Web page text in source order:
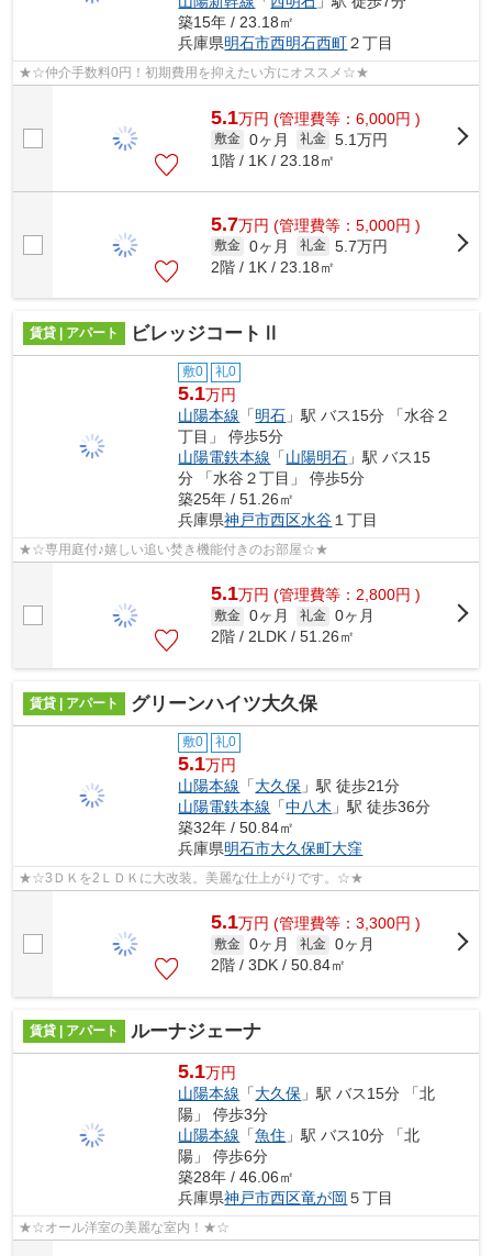
築15年 / 23.18㎡
兵庫県明石市西明石西町２丁目
★☆仲介手数料0円！初期費用を抑えたい方にオススメ☆★
5.1万円 (管理費等：6,000円 )
敷金 0ヶ月 礼金 5.1万円
1階 / 1K / 23.18㎡
5.7万円 (管理費等：5,000円 )
敷金 0ヶ月 礼金 5.7万円
2階 / 1K / 23.18㎡
賃貸 | アパート ビレッジコートⅡ
敷0 礼0
5.1万円
山陽本線 「明石 」駅 バス15分 「水谷２
丁目」 停歩5分
山陽電鉄本線 「山陽明石 」駅 バス15
分 「水谷２丁目」 停歩5分
築25年 / 51.26㎡
兵庫県神戸市西区水谷 １丁目
★☆専用庭付♪嬉しい追い焚き機能付きのお部屋☆★
5.1万円 (管理費等：2,800円 )
敷金 0ヶ月 礼金 0ヶ月
2階 / 2LDK / 51.26㎡
賃貸 | アパート グリーンハイツ大久保
敷0 礼0
5.1万円
山陽本線 「大久保 」駅 徒歩21分
山陽電鉄本線 「中八木 」駅 徒歩36分
築32年 / 50.84㎡
兵庫県明石市大久保町大窪
★☆3ＤＫを2ＬＤＫに大改装。美麗な仕上がりです。☆★
5.1万円 (管理費等：3,300円 )
敷金 0ヶ月 礼金 0ヶ月
2階 / 3DK / 50.84㎡
賃貸 | アパート ルーナジェーナ
5.1万円
山陽本線 「大久保 」駅 バス15分 「北
陽」 停歩3分
山陽本線 「魚住 」駅 バス10分 「北
陽」 停歩6分
築28年 / 46.06㎡
兵庫県神戸市西区竜が岡 ５丁目
★☆オール洋室の美麗な室内！★☆